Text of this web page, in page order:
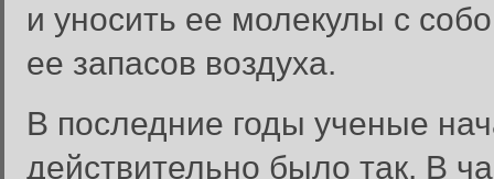
и уносить ее молекулы с
ее запасов воздуха.
В последние годы ученые
действительно было так. В